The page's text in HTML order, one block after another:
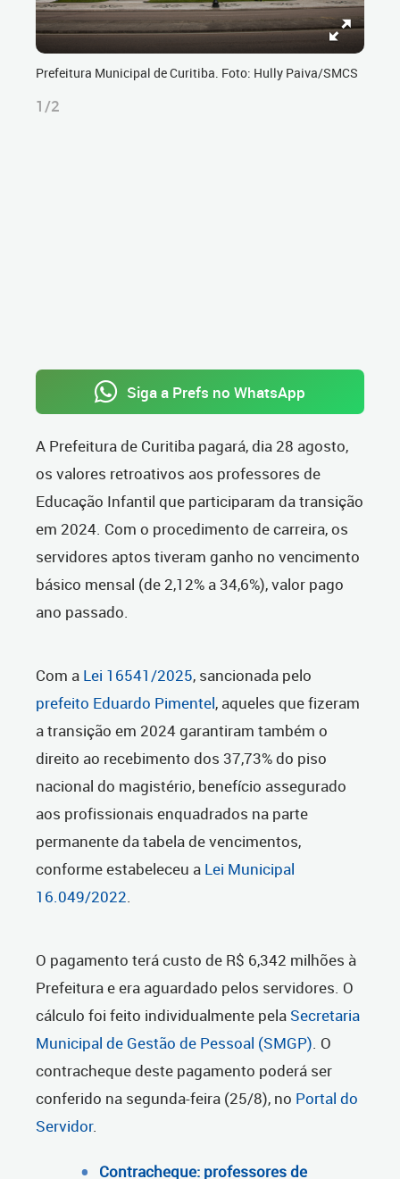
Prefeitura Municipal de Curitiba. Foto: Hully Paiva/SMCS
1/2
Siga a Prefs no WhatsApp
A Prefeitura de Curitiba pagará, dia 28 agosto,
os valores retroativos aos professores de
Educação Infantil que participaram da transição
em 2024. Com o procedimento de carreira, os
servidores aptos tiveram ganho no vencimento
básico mensal (de 2,12% a 34,6%), valor pago
ano passado.
Com a Lei 16541/2025, sancionada pelo
prefeito Eduardo Pimentel, aqueles que fizeram
a transição em 2024 garantiram também o
direito ao recebimento dos 37,73% do piso
nacional do magistério, benefício assegurado
aos profissionais enquadrados na parte
permanente da tabela de vencimentos,
conforme estabeleceu a Lei Municipal
16.049/2022.
O pagamento terá custo de R$ 6,342 milhões à
Prefeitura e era aguardado pelos servidores. O
cálculo foi feito individualmente pela Secretaria
Municipal de Gestão de Pessoal (SMGP). O
contracheque deste pagamento poderá ser
conferido na segunda-feira (25/8), no Portal do
Servidor.
Contracheque: professores de